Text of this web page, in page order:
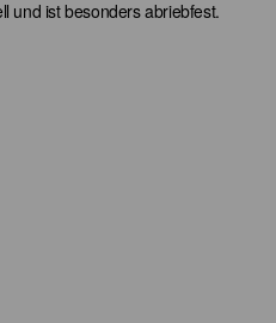
und ist besonders abriebfest.